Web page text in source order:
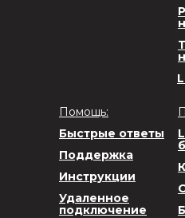
Удаленное
подключение
Инструкции
Поддержка
Быстрые ответы
Помощь: